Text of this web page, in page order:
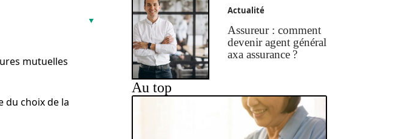
mutuelles
du choix de la
Actualité
Assureur : comment
devenir agent général
axa assurance ?
Au top